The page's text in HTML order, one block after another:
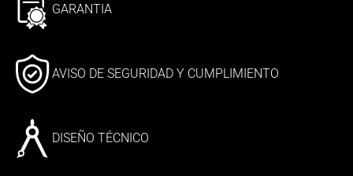
GARANTIA
AVISO DE SEGURIDAD Y CUMPLIMIENTO
DISEÑO TÉCNICO